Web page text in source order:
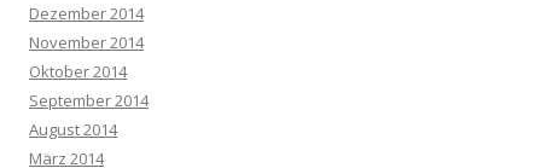
Dezember 2014
November 2014
Oktober 2014
September 2014
August 2014
März 2014